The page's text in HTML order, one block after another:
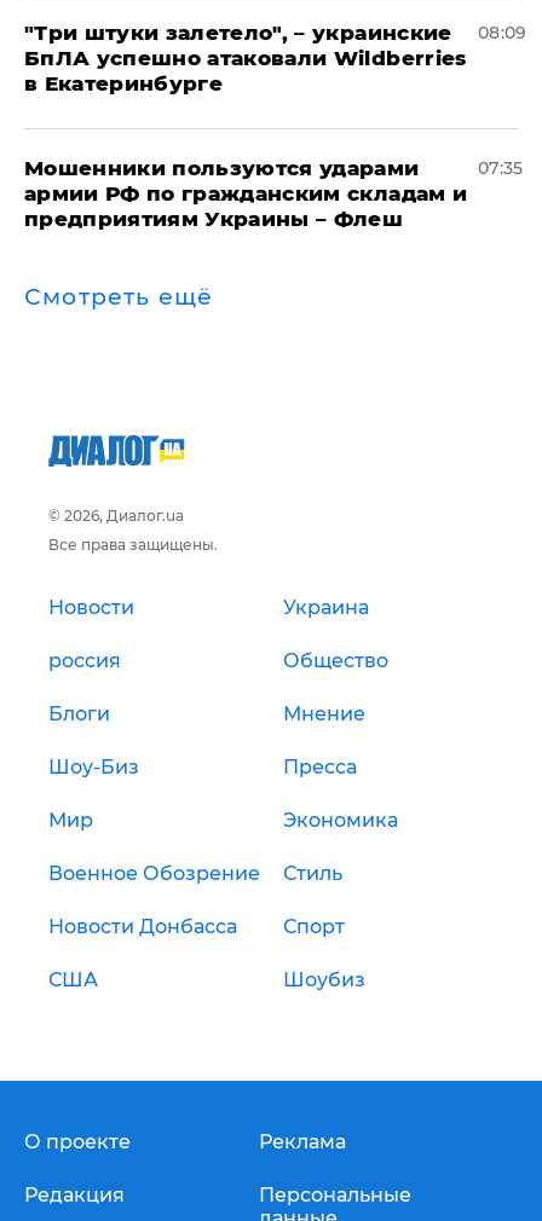
"Три штуки залетело", – украинские
БпЛА успешно атаковали Wildberries
в Екатеринбурге
08:09
Мошенники пользуются ударами
армии РФ по гражданским складам и
предприятиям Украины – Флеш
07:35
Смотреть ещё
© 2026, Диалог.ua
Все права защищены.
Новости Украина
россия Общество
Блоги Мнение
Шоу-Биз Пресса
Мир Экономика
Военное Обозрение Стиль
Новости Донбасса Спорт
США Шоубиз
О проекте
Редакция
Реклама
Персональные